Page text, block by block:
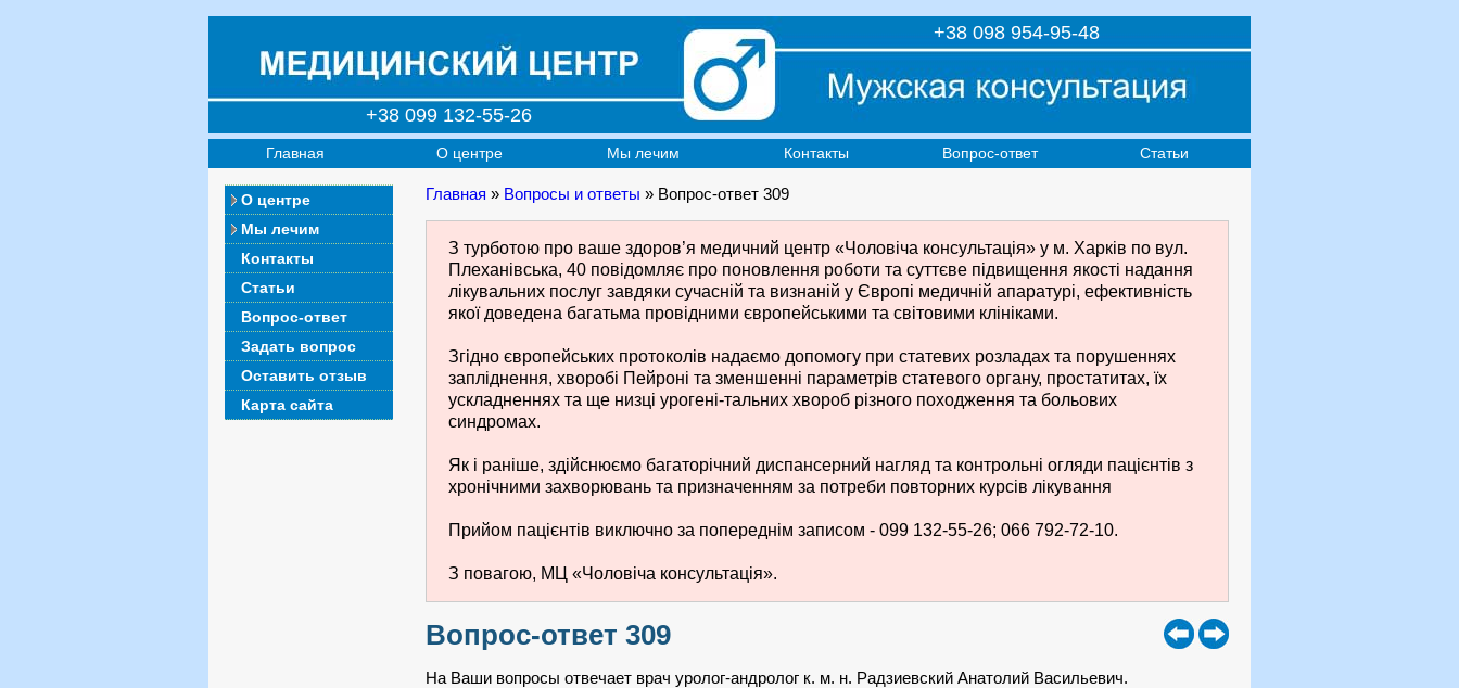
+38 099 132-55-26
+38 098 954-95-48
Главная О центре Мы лечим Контакты Вопрос-ответ Статьи
О центре
Мы лечим
Контакты
Статьи
Вопрос-ответ
Задать вопрос
Оставить отзыв
Карта сайта
Главная » Вопросы и ответы » Вопрос-ответ 309
З турботою про ваше здоров’я медичний центр «Чоловіча консультація» у м. Харків по вул.
Плеханівська, 40 повідомляє про поновлення роботи та суттєве підвищення якості надання
лікувальних послуг завдяки сучасній та визнаній у Європі медичній апаратурі, ефективність
якої доведена багатьма провідними європейськими та світовими клініками.
Згідно європейських протоколів надаємо допомогу при статевих розладах та порушеннях
запліднення, хворобі Пейроні та зменшенні параметрів статевого органу, простатитах, їх
ускладненнях та ще низці урогені-тальних хвороб різного походження та больових
синдромах.
Як і раніше, здійснюємо багаторічний диспансерний нагляд та контрольні огляди пацієнтів з
хронічними захворювань та призначенням за потреби повторних курсів лікування
Прийом пацієнтів виключно за попереднім записом - 099 132-55-26; 066 792-72-10.
З повагою, МЦ «Чоловіча консультація».
Вопрос-ответ 309
На Ваши вопросы отвечает врач уролог-андролог к. м. н. Радзиевский Анатолий Васильевич.